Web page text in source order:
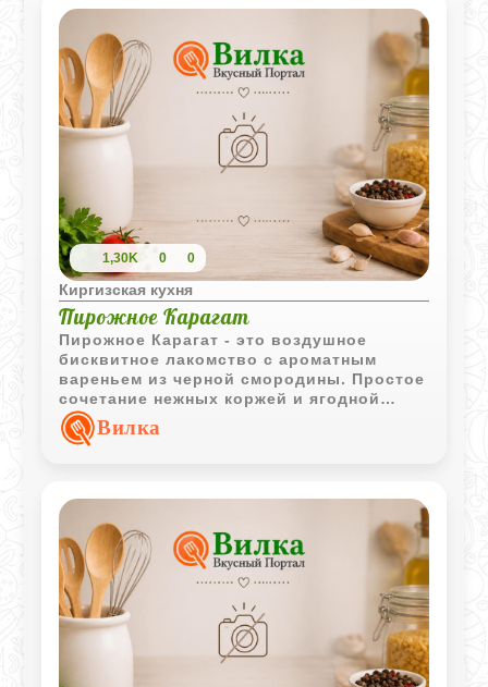
1,30K 0 0
Киргизская кухня
Пирожное Карагат
Пирожное Карагат - это воздушное
бисквитное лакомство с ароматным
вареньем из черной смородины. Простое
сочетание нежных коржей и ягодной
начинки делает этот десерт уютным
дополнением к чаю или кофе.
Вилка